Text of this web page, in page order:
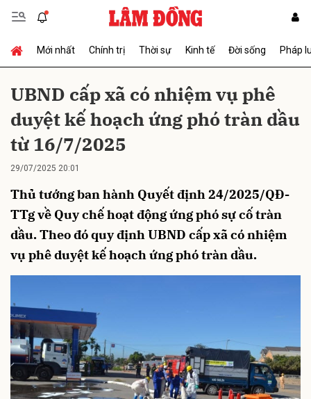
Mới nhất Chính trị Thời sự Kinh tế Đời sống Pháp
UBND cấp xã có nhiệm vụ phê
duyệt kế hoạch ứng phó tràn dầu
từ 16/7/2025
29/07/2025 20:01
Thủ tướng ban hành Quyết định 24/2025/QĐ-
TTg về Quy chế hoạt động ứng phó sự cố tràn
dầu. Theo đó quy định UBND cấp xã có nhiệm
vụ phê duyệt kế hoạch ứng phó tràn dầu.
Gửi bình luận
Hủy Gửi